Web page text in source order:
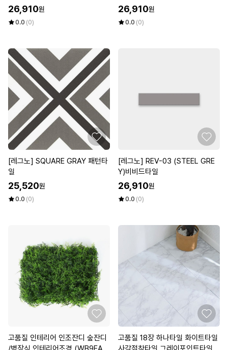
26,910원
0.0 (0)
26,910원
0.0 (0)
[레그노] SQUARE GRAY 패턴타
일
25,520원
0.0 (0)
[레그노] REV-03 (STEEL GRE
Y)비비드타일
26,910원
0.0 (0)
고품질 인테리어 인조잔디 숲잔디
고품질 18장 하나타일 화이트타일